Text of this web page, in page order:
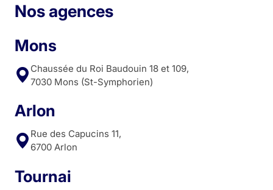
Nos agences
Mons
Chaussée du Roi Baudouin 18 et 109,
7030 Mons (St-Symphorien)
Arlon
Rue des Capucins 11,
6700 Arlon
Tournai